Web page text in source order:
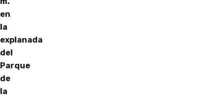
en
la
explanada
del
Parque
de
la